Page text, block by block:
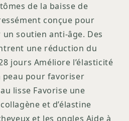
de la baisse de
conçue pour
soutien anti-âge. Des
une réduction du
jours Améliore l’élasticité
peau pour favoriser
lisse Favorise une
et d’élastine
et les ongles Aide à